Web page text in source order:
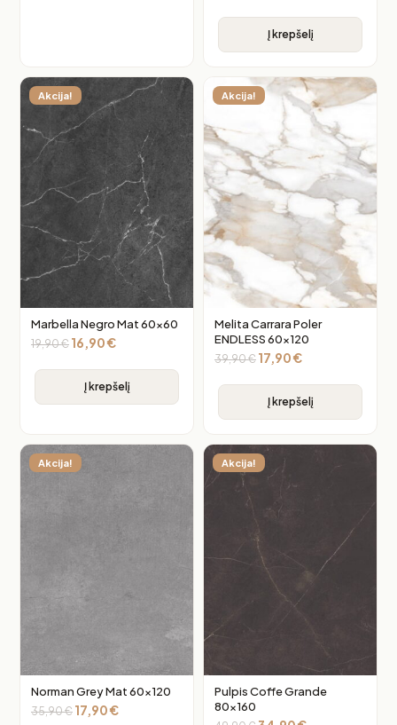
Į krepšelį
Akcija!
Marbella Negro Mat 60×60
19,90€ 16,90€
Į krepšelį
Akcija!
Melita Carrara Poler
ENDLESS 60×120
39,90€ 17,90€
Į krepšelį
Akcija!
Norman Grey Mat 60×120
35,90€ 17,90€
Akcija!
Pulpis Coffe Grande
80×160